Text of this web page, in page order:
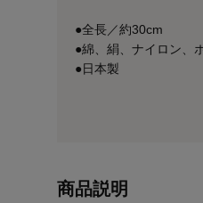
●全長／約30cm
●綿、絹、ナイロン、
●日本製
商品説明